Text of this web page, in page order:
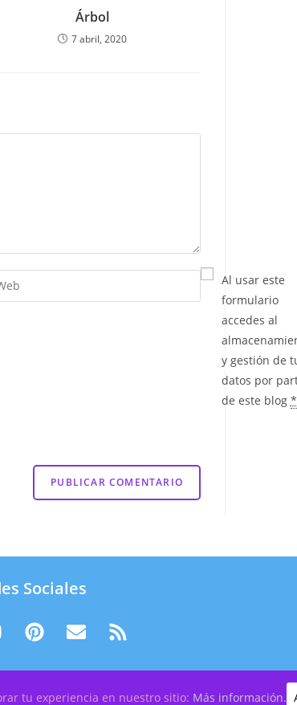
Árbol
7 abril, 2020
Al usar este
formulario
accedes al
y gestión de
datos por
de este blog *
Sociales
Política de Cookies
tu experiencia en nuestro sitio: Más información.